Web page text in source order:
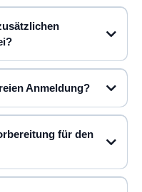
Anmeldung?
für den